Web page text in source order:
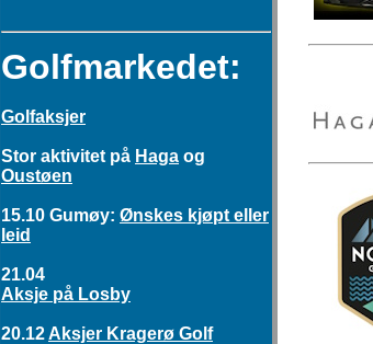
Golfmarkedet:
Golfaksjer
Stor aktivitet på Haga og
Oustøen
15.10 Gumøy: Ønskes kjøpt eller
leid
21.04
Aksje på Losby
20.12Aksjer Kragerø Golf